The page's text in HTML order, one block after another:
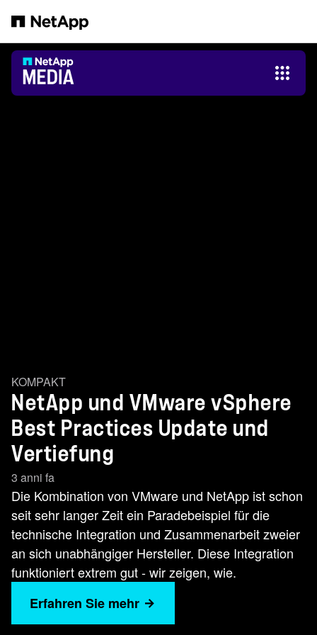
KOMPAKT
NetApp und VMware vSphere
Best Practices Update und
Vertiefung
3 anni fa
Die Kombination von VMware und NetApp ist schon
seit sehr langer Zeit ein Paradebeispiel für die
technische Integration und Zusammenarbeit zweier
an sich unabhängiger Hersteller. Diese Integration
funktioniert extrem gut - wir zeigen, wie.
Erfahren Sie mehr